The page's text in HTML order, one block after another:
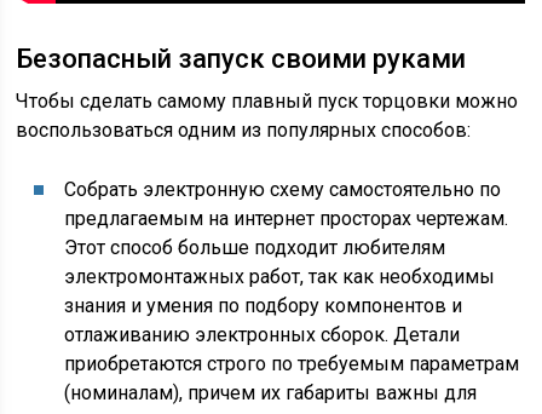
Безопасный запуск своими руками
Чтобы сделать самому плавный пуск торцовки можно
воспользоваться одним из популярных способов:
Собрать электронную схему самостоятельно по
предлагаемым на интернет просторах чертежам.
Этот способ больше подходит любителям
электромонтажных работ, так как необходимы
знания и умения по подбору компонентов и
отлаживанию электронных сборок. Детали
приобретаются строго по требуемым параметрам
(номиналам), причем их габариты важны для